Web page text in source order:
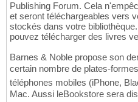
Publishing Forum. Cela
et seront téléchargeables vers
stockés dans votre
pouvez télécharger des livres
Barnes & Noble propose son
certain nombre de plates-
téléphones mobiles (iPhone,
Mac. Aussi leBookstore sera